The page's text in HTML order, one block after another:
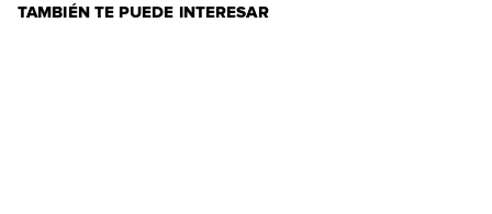
TAMBIÉN TE PUEDE INTERESAR